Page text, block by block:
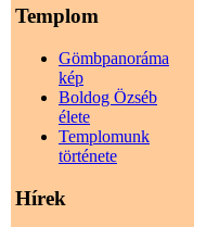
Templom
Gömbpanoráma
kép
Boldog Özséb
élete
Templomunk
története
Hírek